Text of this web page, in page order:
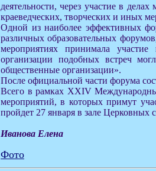
деятельности, через участие в
краеведческих, творческих и иных
Одной из наиболее эффективных
различных образовательных
мероприятиях принимала
организации подобных встреч
общественные организации».
После официальной части форума
Всего в рамках XXIV
мероприятий, в которых примут
пройдет 27 января в зале Церковных
Иванова Елена
Фото